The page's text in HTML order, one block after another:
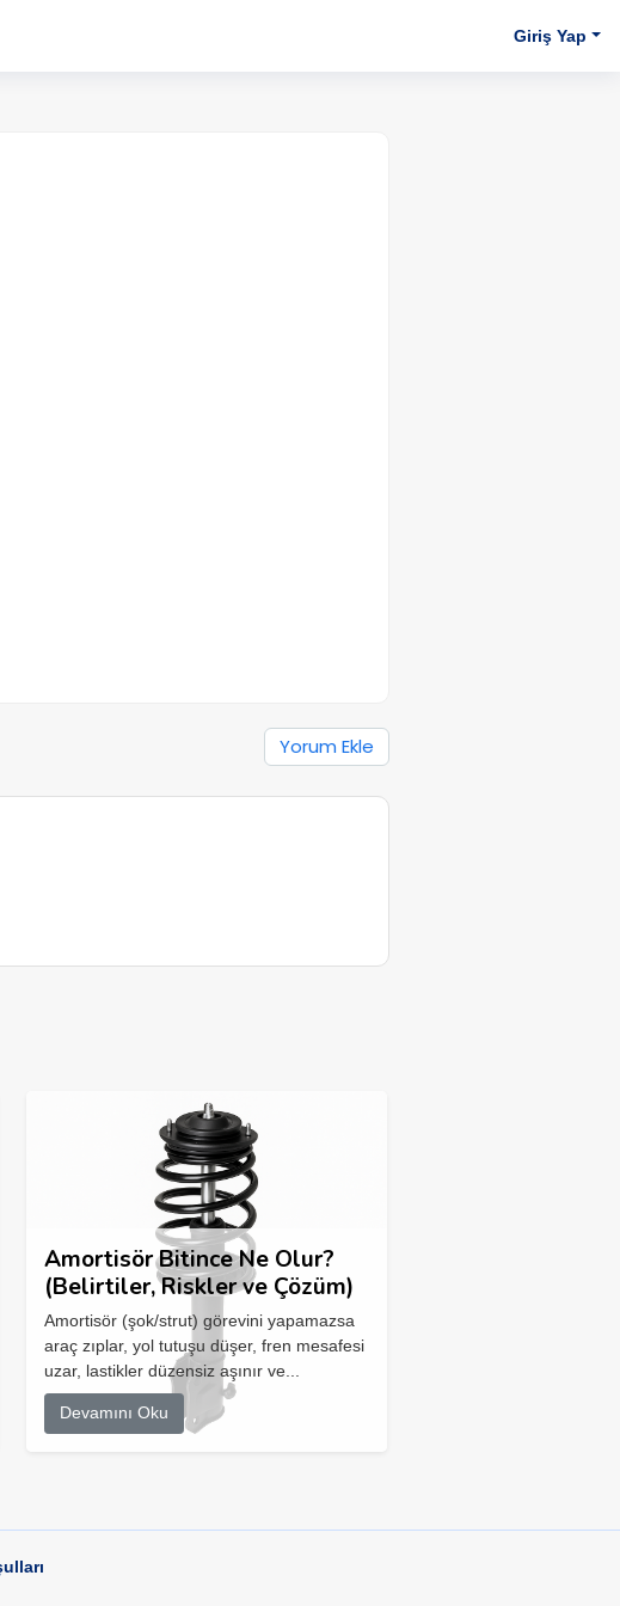
Giriş Yap
Yorum Ekle
Amortisör Bitince Ne Olur?
(Belirtiler, Riskler ve Çözüm)
Amortisör (şok/strut) görevini yapamazsa
araç zıplar, yol tutuşu düşer, fren mesafesi
uzar, lastikler düzensiz aşınır ve...
Devamını Oku